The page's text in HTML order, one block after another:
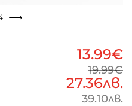
13.99€
19.99€
27.36лв.
39.10лв.